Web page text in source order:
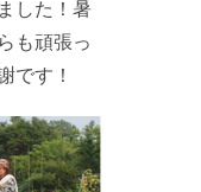
した！暑
も頑張っ
です！